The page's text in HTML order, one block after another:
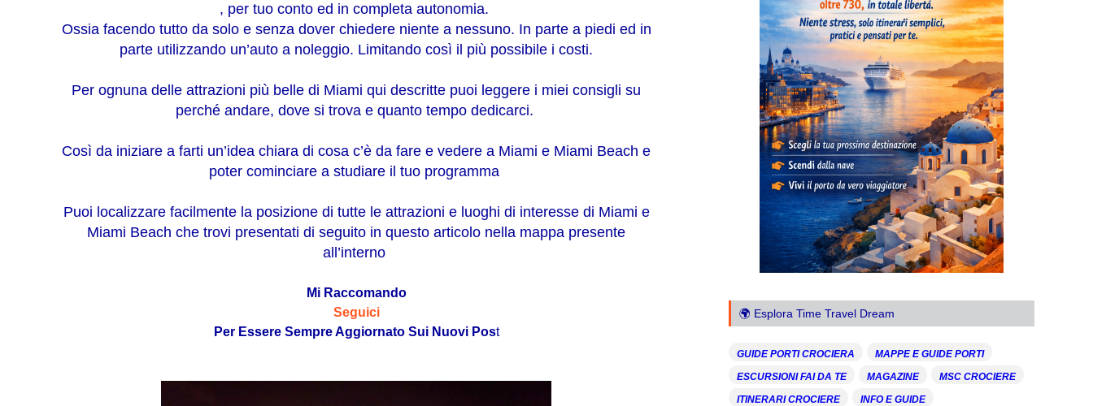
, per tuo conto ed in completa autonomia.
Ossia facendo tutto da solo e senza dover chiedere niente a nessuno. In parte a piedi ed in
parte utilizzando un’auto a noleggio. Limitando così il più possibile i costi.
Per ognuna delle attrazioni più belle di Miami qui descritte puoi leggere i miei consigli su
perché andare, dove si trova e quanto tempo dedicarci.
Così da iniziare a farti un’idea chiara di cosa c’è da fare e vedere a Miami e Miami Beach e
poter cominciare a studiare il tuo programma
Puoi localizzare facilmente la posizione di tutte le attrazioni e luoghi di interesse di Miami e
Miami Beach che trovi presentati di seguito in questo articolo nella mappa presente
all’interno
Mi Raccomando
Seguici
Per Essere Sempre Aggiornato Sui Nuovi Post
🌍 Esplora Time Travel Dream
GUIDE PORTI CROCIERA
MAPPE E GUIDE PORTI
ESCURSIONI FAI DA TE
MAGAZINE
MSC CROCIERE
ITINERARI CROCIERE
INFO E GUIDE